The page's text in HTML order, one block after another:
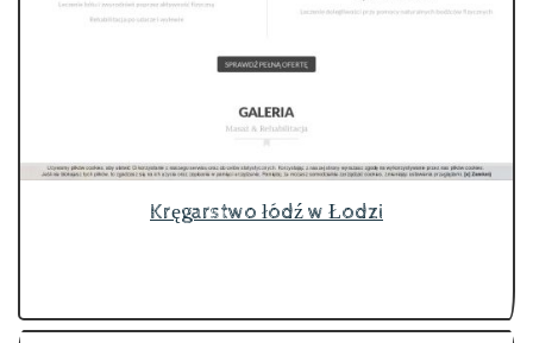
Kręgarstwo łódź w Łodzi